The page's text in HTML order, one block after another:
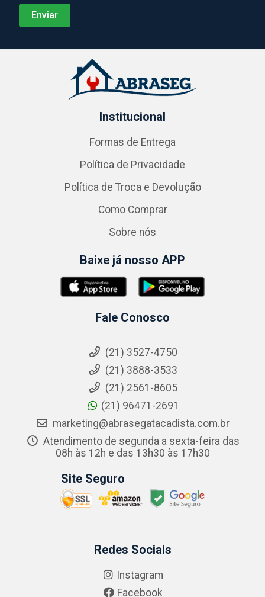
Institucional
Formas de Entrega
Política de Privacidade
Política de Troca e Devolução
Como Comprar
Sobre nós
Baixe já nosso APP
Fale Conosco
(21) 3527-4750
(21) 3888-3533
(21) 2561-8605
(21) 96471-2691
marketing@abrasegatacadista.com.br
Atendimento de segunda a sexta-feira das
08h às 12h e das 13h30 às 17h30
Site Seguro
Redes Sociais
Instagram
Facebook